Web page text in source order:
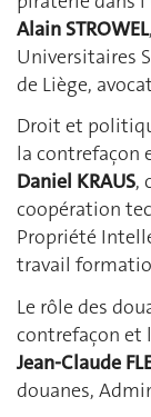
Alain STROWEL
Universitaires
de Liège,
Droit et
la contrefaçon
Daniel KRAUS,
coopération
Propriété
travail
Le rôle des
contrefaçon et
Jean-Claude
douanes,